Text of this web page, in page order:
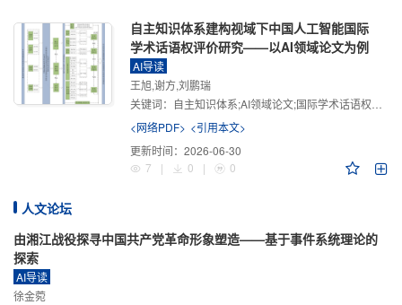
自主知识体系建构视域下中国人工智能国际
学术话语权评价研究——以AI领域论文为例
AI导读
王旭,谢方,刘鹏瑞
关键词： 自主知识体系;AI领域论文;国际学术话语权评价;学术影响力;学术感知力;学术传播力;学术引领力
<网络PDF> <引用本文>
更新时间： 2026-06-30
7
| 0 | 0
人文论坛
由湘江战役探寻中国共产党革命形象塑造——基于事件系统理论的
探索
AI导读
徐金菀